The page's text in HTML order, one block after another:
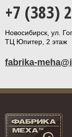
+7 (383)
Новосибирск, ул.
ТЦ Юпитер, 2 этаж
fabrika-